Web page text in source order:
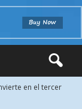
en el tercer